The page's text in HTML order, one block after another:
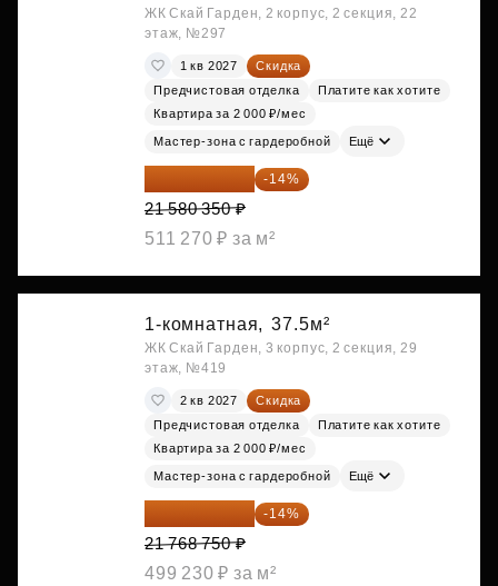
ЖК Скай Гарден, 2 корпус, 2 секция, 22
этаж, №297
1 кв 2027
Скидка
Предчистовая отделка
Платите как хотите
Квартира за 2 000 ₽/мес
Мастер-зона с гардеробной Ещё
18 559 101 ₽ -14%
21 580 350 ₽
511 270 ₽ за м²
1-комнатная, 37.5м²
ЖК Скай Гарден, 3 корпус, 2 секция, 29
этаж, №419
2 кв 2027
Скидка
Предчистовая отделка
Платите как хотите
Квартира за 2 000 ₽/мес
Мастер-зона с гардеробной Ещё
18 721 125 ₽ -14%
21 768 750 ₽
499 230 ₽ за м²